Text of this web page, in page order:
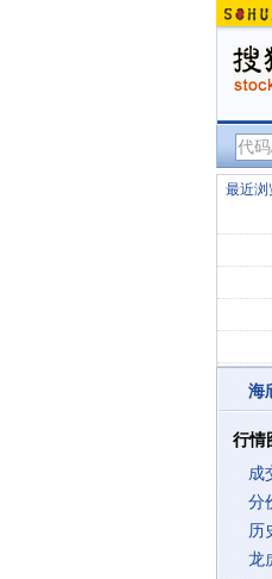
最近浏
海
行情
成
分
历
龙